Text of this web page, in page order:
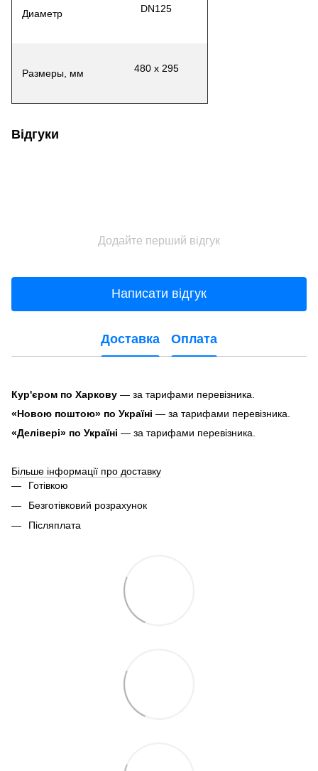
Диаметр DN125
Размеры, мм 480 х 295
Відгуки
Додайте перший відгук
Написати відгук
Доставка Оплата
Кур'єром по Харкову — за тарифами перевізника.
«Новою поштою» по Україні — за тарифами перевізника.
«Делівері» по Україні — за тарифами перевізника.
Більше інформації про доставку
Готівкою
Безготівковий розрахунок
Післяплата